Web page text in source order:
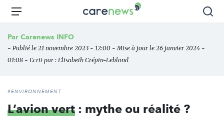
Aller
principal
Carenews,
des
acteurs
Menu
Par Carenews INFO
- Publié le 21 novembre 2023 - 12:00 - Mise à jour le 26 janvier 2024 -
01:08 - Ecrit par : Elisabeth Crépin-Leblond
#ENVIRONNEMENT
L’avion vert : mythe ou réalité ?